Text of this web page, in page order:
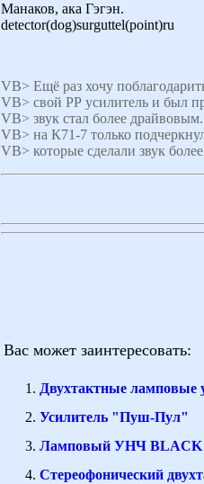
Манаков, ака Гэгэн.
detector(dog)surguttel(point)ru
VB> Ещё раз хочу
VB> свой РР усилитель и был
VB> звук стал более
VB> на К71-7 только
VB> которые сделали звук
Вас может заинтересовать:
Двухтактные ламповые
Усилитель "Пуш-Пул"
Ламповый УНЧ BLACK
Стереофонический